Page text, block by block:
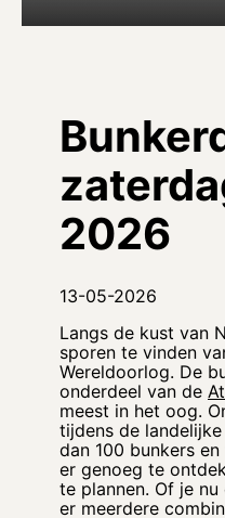
2026
13-05-2026
Langs de kust van
sporen te vinden
Wereldoorlog. De
onderdeel van de
meest in het oog.
tijdens de landelijke
dan 100 bunkers
er genoeg te
te plannen. Of je
er meerdere